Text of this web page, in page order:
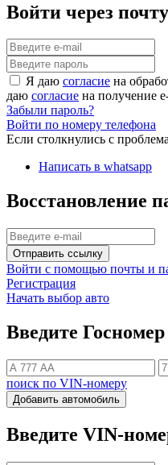
Войти через почту
Я даю согласие на
даю согласие на получение
Забыли пароль?
Войти по номеру телефона
Если столкнулись с
Написать в whatsapp
Восстановление
Отправить ссылку
Войти с помощью почты и
Регистрация
Начать выбор авто
Введите Госномер
поиск по VIN-номеру
Добавить автомобиль
Введите VIN-